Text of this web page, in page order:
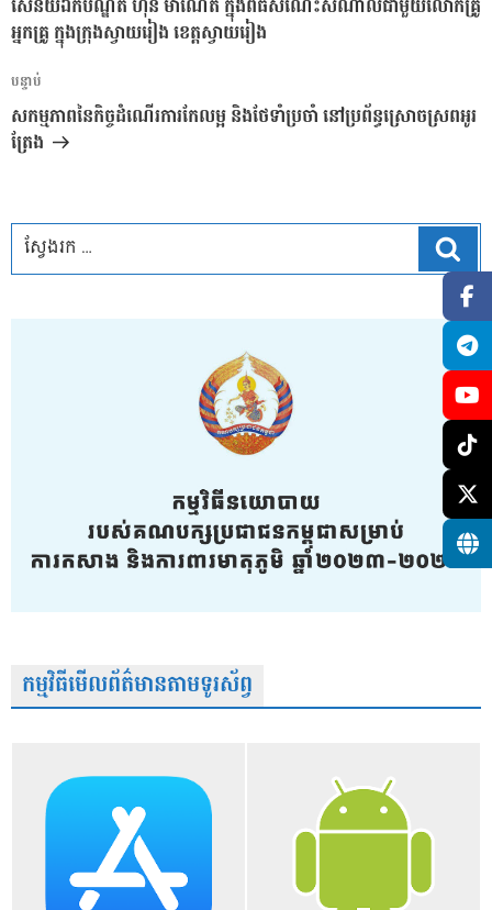
សេនីយ៍ឯកបណ្ឌិត ហ៊ុន ម៉ាណែត ក្នុងពិធីសំណេះសំណាលជាមួយលោកគ្រូ
អ្នកគ្រូ ក្នុងក្រុងស្វាយរៀង ខេត្តស្វាយរៀង
អត្ថបទ
បន្ទាប់
បន្ទាប់
សកម្មភាពនៃកិច្ចដំណើរការកែលម្អ និងថែទាំប្រចាំ នៅប្រព័ន្ធស្រោចស្រពអូរ
ត្រែង
កម្មវិធីមើលព័ត៌មានតាមទូរស័ព្វ